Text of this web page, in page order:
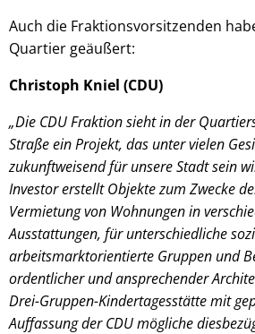
Auch die Fraktionsvorsitzenden
Quartier geäußert:
Christoph Kniel (CDU)
„Die CDU Fraktion sieht in der
Straße ein Projekt, das unter vielen
zukunftweisend für unsere Stadt sein
Investor erstellt Objekte zum Zwecke
Vermietung von Wohnungen in
Ausstattungen, für unterschiedliche
arbeitsmarktorientierte Gruppen und
ordentlicher und ansprechender
Drei-Gruppen-Kindertagesstätte mit
Auffassung der CDU mögliche